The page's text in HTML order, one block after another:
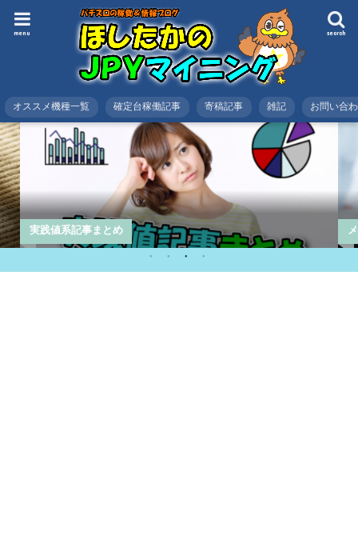
search
menu
オススメ機種一覧 確定台稼働記事 寄稿記事 雑記 お問い合
実践値系記事まとめ